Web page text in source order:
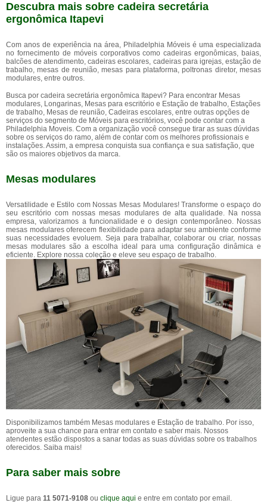
Descubra mais sobre cadeira secretária
ergonômica Itapevi
Com anos de experiência na área, Philadelphia Móveis é uma especializada
no fornecimento de móveis corporativos como cadeiras ergonômicas, baias,
balcões de atendimento, cadeiras escolares, cadeiras para igrejas, estação de
trabalho, mesas de reunião, mesas para plataforma, poltronas diretor, mesas
modulares, entre outros.
Busca por cadeira secretária ergonômica Itapevi? Para encontrar Mesas
modulares, Longarinas, Mesas para escritório e Estação de trabalho, Estações
de trabalho, Mesas de reunião, Cadeiras escolares, entre outras opções de
serviços do segmento de Móveis para escritórios, você pode contar com a
Philadelphia Moveis. Com a organização você consegue tirar as suas dúvidas
sobre os serviços do ramo, além de contar com os melhores profissionais e
instalações. Assim, a empresa conquista sua confiança e sua satisfação, que
são os maiores objetivos da marca.
Mesas modulares
Versatilidade e Estilo com Nossas Mesas Modulares! Transforme o espaço do
seu escritório com nossas mesas modulares de alta qualidade. Na nossa
empresa, valorizamos a funcionalidade e o design contemporâneo. Nossas
mesas modulares oferecem flexibilidade para adaptar seu ambiente conforme
suas necessidades evoluem. Seja para trabalhar, colaborar ou criar, nossas
mesas modulares são a escolha ideal para uma configuração dinâmica e
eficiente. Explore nossa coleção e eleve seu espaço de trabalho.
Disponibilizamos também Mesas modulares e Estação de trabalho. Por isso,
aproveite a sua chance para entrar em contato e saber mais. Nossos
atendentes estão dispostos a sanar todas as suas dúvidas sobre os trabalhos
oferecidos. Saiba mais!
Para saber mais sobre
Ligue para 11 5071-9108 ou clique aqui e entre em contato por email.